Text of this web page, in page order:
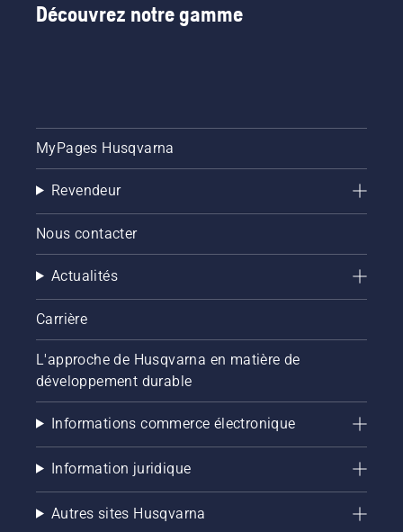
Découvrez notre gamme
MyPages Husqvarna
Revendeur
Nous contacter
Actualités
Carrière
L'approche de Husqvarna en matière de
développement durable
Informations commerce électronique
Information juridique
Autres sites Husqvarna